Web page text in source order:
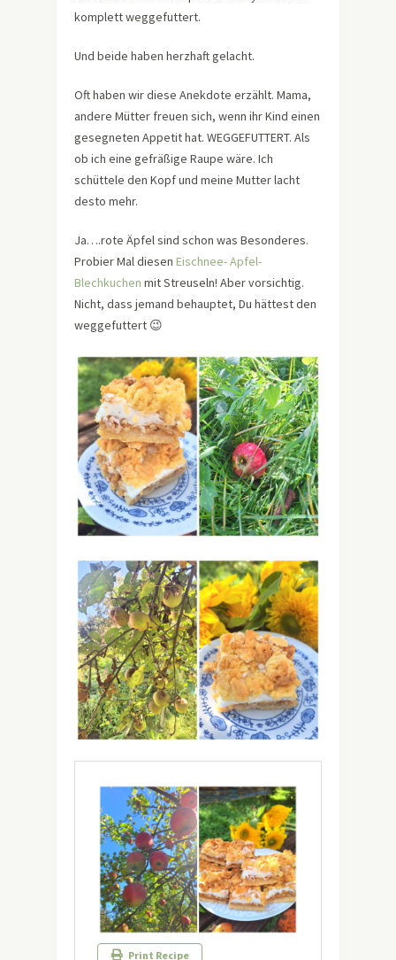
komplett weggefuttert.
Und beide haben herzhaft gelacht.
Oft haben wir diese Anekdote erzählt. Mama,
andere Mütter freuen sich, wenn ihr Kind einen
gesegneten Appetit hat. WEGGEFUTTERT. Als
ob ich eine gefräßige Raupe wäre. Ich
schüttele den Kopf und meine Mutter lacht
desto mehr.
Ja….rote Äpfel sind schon was Besonderes.
Probier Mal diesen Eischnee- Apfel-
Blechkuchen mit Streuseln! Aber vorsichtig.
Nicht, dass jemand behauptet, Du hättest den
weggefuttert 😉
Print Recipe